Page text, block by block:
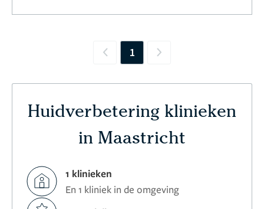
Previous
1 Next
Huidverbetering klinieken
in Maastricht
1 klinieken
En 1 kliniek in de omgeving